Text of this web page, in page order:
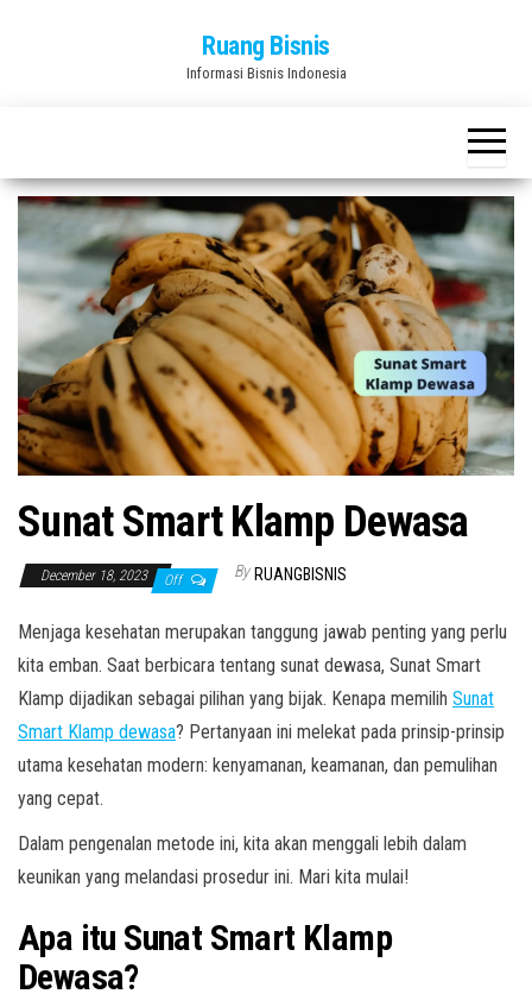
Ruang Bisnis
Informasi Bisnis Indonesia
Sunat Smart Klamp Dewasa
December 18, 2023 Off By RUANGBISNIS
Menjaga kesehatan merupakan tanggung jawab penting yang perlu
kita emban. Saat berbicara tentang sunat dewasa, Sunat Smart
Klamp dijadikan sebagai pilihan yang bijak. Kenapa memilih Sunat
Smart Klamp dewasa? Pertanyaan ini melekat pada prinsip-prinsip
utama kesehatan modern: kenyamanan, keamanan, dan pemulihan
yang cepat.
Dalam pengenalan metode ini, kita akan menggali lebih dalam
keunikan yang melandasi prosedur ini. Mari kita mulai!
Apa itu Sunat Smart Klamp
Dewasa?